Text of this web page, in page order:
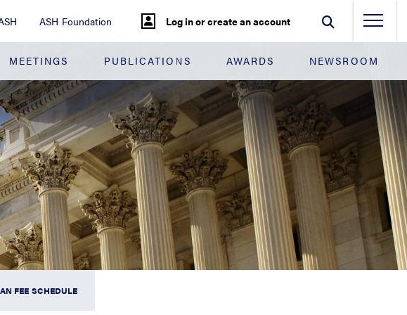
ASH Foundation Log in or create an account
MEETINGS PUBLICATIONS AWARDS NEWSROOM
FEE SCHEDULE